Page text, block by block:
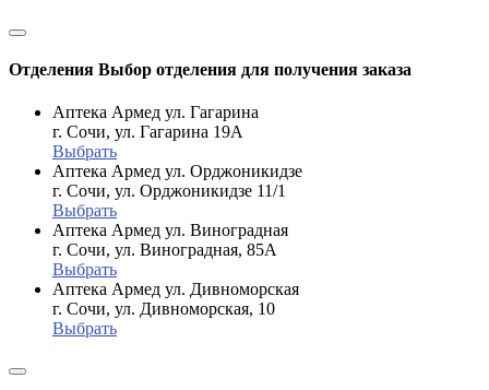
Отделения Выбор отделения для получения заказа
Аптека Армед ул. Гагарина
г. Сочи, ул. Гагарина 19А
Выбрать
Аптека Армед ул. Орджоникидзе
г. Сочи, ул. Орджоникидзе 11/1
Выбрать
Аптека Армед ул. Виноградная
г. Сочи, ул. Виноградная, 85А
Выбрать
Аптека Армед ул. Дивноморская
г. Сочи, ул. Дивноморская, 10
Выбрать